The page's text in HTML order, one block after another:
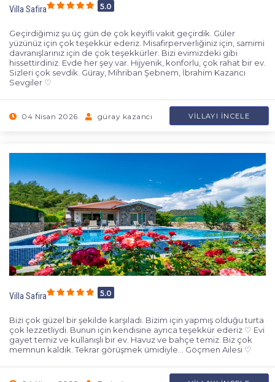
Villa Safira 5.0
Geçirdiğimiz şu üç gün de çok keyifli vakit geçirdik. Güler
yüzünüz için çok teşekkür ederiz. Misafirperverliğiniz için, samimi
davranışlarınız için de çok teşekkürler. Bizi evimizdeki gibi
hissettirdiniz. Evde her şey var. Hijyenik, konforlu, çok rahat bir ev.
Sizleri çok sevdik. Güray, Mihriban Şebnem, İbrahim Kazancı
Sevgiler ♡
04 Nisan 2026 güray kazancı VILLAYI İNCELE
Villa Safira 5.0
Bizi çok güzel bir şekilde karşıladı. Bizim için yapmış olduğu turta
çok lezzetliydi. Bunun için kendisine ayrıca teşekkür ederiz ♡ Evi
gayet temiz ve kullanışlı bir ev. Havuz ve bahçe temiz. Biz çok
memnun kaldık. Tekrar görüşmek ümidiyle... Göçmen Ailesi ♡